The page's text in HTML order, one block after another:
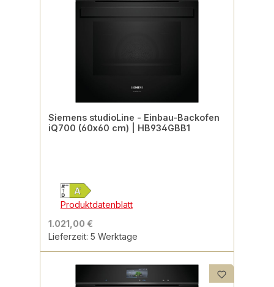
Siemens studioLine - Einbau-Backofen
iQ700 (60x60 cm) | HB934GBB1
Produktdatenblatt
1.021,00 €
Lieferzeit: 5 Werktage